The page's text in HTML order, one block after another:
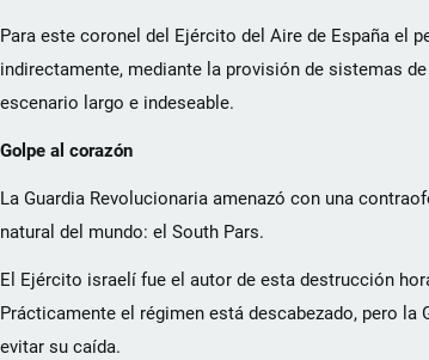
Para este coronel del Ejército del Aire de España el
indirectamente, mediante la provisión de sistemas
escenario largo e indeseable.
Golpe al corazón
La Guardia Revolucionaria amenazó con una
natural del mundo: el South Pars.
El Ejército israelí fue el autor de esta destrucción
Prácticamente el régimen está descabezado, pero la
evitar su caída.